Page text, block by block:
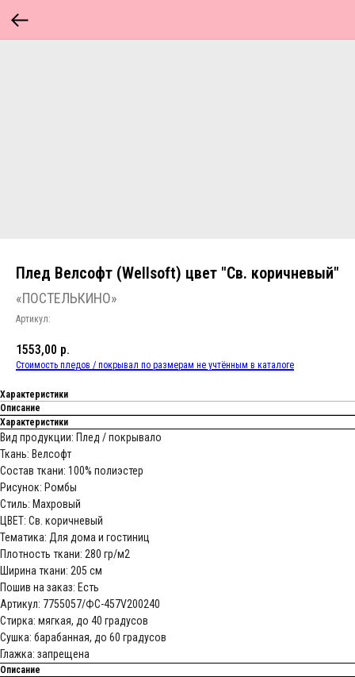
Плед Велсофт (Wellsoft) цвет "Св. коричневый"
«ПОСТЕЛЬКИНО»
Артикул:
1553,00 р.
Стоимость пледов / покрывал по размерам не учтённым в каталоге
Характеристики
Описание
Характеристики
Вид продукции: Плед / покрывало
Ткань: Велсофт
Состав ткани: 100% полиэстер
Рисунок: Ромбы
Стиль: Махровый
ЦВЕТ: Св. коричневый
Тематика: Для дома и гостиниц
Плотность ткани: 280 гр/м2
Ширина ткани: 205 см
Пошив на заказ: Есть
Артикул: 7755057/ФС-457V200240
Стирка: мягкая, до 40 градусов
Сушка: барабанная, до 60 градусов
Глажка: запрещена
Описание